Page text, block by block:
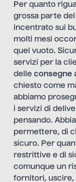
Per quanto
grossa parte
incentrato sui
molti mesi
quel vuoto.
servizi per la
delle consegne
chiesto come
abbiamo
i servizi di
pensando.
permettere, di
sicuro. Per
restrittive e di
comunque un
fornitori, uscire,